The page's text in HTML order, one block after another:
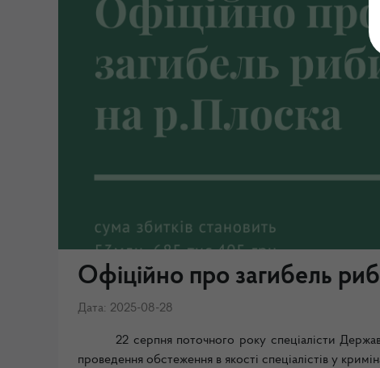
Офіційно про загибель
Дата: 2025-08-28
22 серпня поточного року спеціалісти
проведення обстеження в якості спеціалістів у